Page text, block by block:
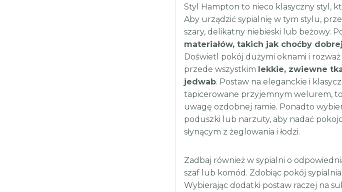
Styl Hampton to nieco klasyczny styl,
Aby urządzić sypialnię w tym stylu,
szary, delikatny niebieski lub beżowy.
materiałów, takich jak choćby
Doświetl pokój dużymi oknami i
przede wszystkim lekkie, zwiewne
jedwab. Postaw na eleganckie i
tapicerowane przyjemnym welurem,
uwagę ozdobnej ramie. Ponadto
poduszki lub narzuty, aby nadać
słynącym z żeglowania i łodzi.
Zadbaj również w sypialni o
szaf lub komód. Zdobiąc pokój
Wybierając dodatki postaw raczej na